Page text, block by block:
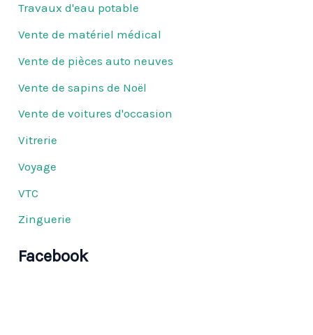
Travaux d'eau potable
Vente de matériel médical
Vente de pièces auto neuves
Vente de sapins de Noël
Vente de voitures d'occasion
Vitrerie
Voyage
VTC
Zinguerie
Facebook